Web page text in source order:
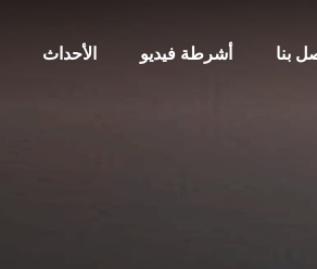
الأحداث أشرطة فيديو بنا